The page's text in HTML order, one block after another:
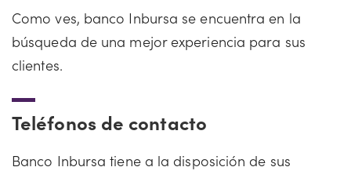
Como ves, banco Inbursa se encuentra en la
búsqueda de una mejor experiencia para sus
clientes.
Teléfonos de contacto
Banco Inbursa tiene a la disposición de sus